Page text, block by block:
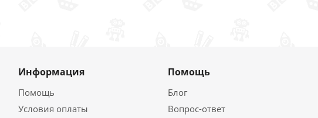
Информация
Помощь
Условия оплаты
Помощь
Блог
Вопрос-ответ